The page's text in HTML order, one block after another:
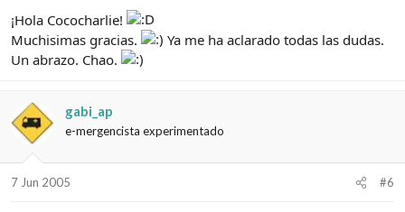
¡Hola Cococharlie!
Muchisimas gracias.
Ya me ha aclarado todas las dudas.
Un abrazo. Chao.
gabi_ap
e-mergencista experimentado
7 Jun 2005 #6